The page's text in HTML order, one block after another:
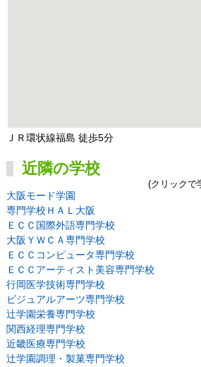
ＪＲ環状線福島 徒歩5分
近隣の学校
(クリックで
大阪モード学園
専門学校ＨＡＬ大阪
ＥＣＣ国際外語専門学校
大阪ＹＷＣＡ専門学校
ＥＣＣコンピュータ専門学校
ＥＣＣアーティスト美容専門学校
行岡医学技術専門学校
ビジュアルアーツ専門学校
辻学園栄養専門学校
関西経理専門学校
近畿医療専門学校
辻学園調理・製菓専門学校